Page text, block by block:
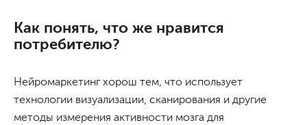
Как понять, что же нравится
потребителю?
Нейромаркетинг хорош тем, что использует
технологии визуализации, сканирования и другие
методы измерения активности мозга для